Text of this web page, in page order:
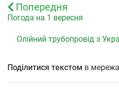
Попередня
Погода на 1 вересня
Олійний трубопровід з
Поділитися текстом в